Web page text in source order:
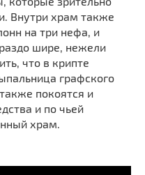
Внутри храм также
на три нефа, и
шире, нежели
что в крипте
графского
покоятся и
и по чьей
храм.